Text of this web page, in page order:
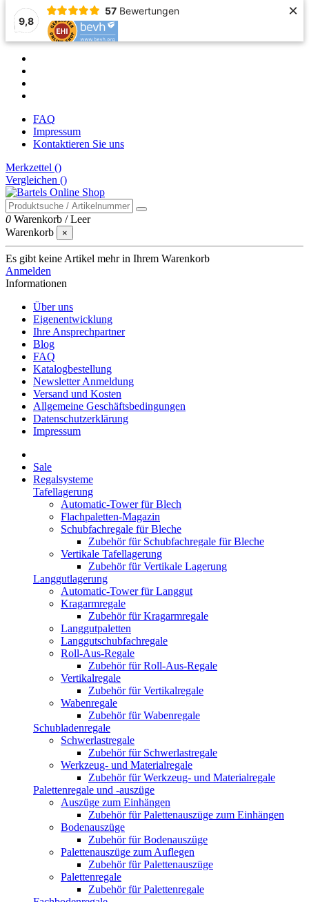
9,8
57 Bewertungen ×
FAQ
Impressum
Kontaktieren Sie uns
Merkzettel ()
Vergleichen ()
0 Warenkorb /Leer
Warenkorb
×
Es gibt keine Artikel mehr in Ihrem Warenkorb
Anmelden
Informationen
Über uns
Eigenentwicklung
Ihre Ansprechpartner
Blog
FAQ
Katalogbestellung
Newsletter Anmeldung
Versand und Kosten
Allgemeine Geschäftsbedingungen
Datenschutzerklärung
Impressum
Sale
Regalsysteme
Tafellagerung
Automatic-Tower für Blech
Flachpaletten-Magazin
Schubfachregale für Bleche
Zubehör für Schubfachregale für Bleche
Vertikale Tafellagerung
Zubehör für Vertikale Lagerung
Langgutlagerung
Automatic-Tower für Langgut
Kragarmregale
Zubehör für Kragarmregale
Langgutpaletten
Langgutschubfachregale
Roll-Aus-Regale
Zubehör für Roll-Aus-Regale
Vertikalregale
Zubehör für Vertikalregale
Wabenregale
Zubehör für Wabenregale
Schubladenregale
Schwerlastregale
Zubehör für Schwerlastregale
Werkzeug- und Materialregale
Zubehör für Werkzeug- und Materialregale
Palettenregale und -auszüge
Auszüge zum Einhängen
Zubehör für Palettenauszüge zum Einhängen
Bodenauszüge
Zubehör für Bodenauszüge
Palettenauszüge zum Auflegen
Zubehör für Palettenauszüge
Palettenregale
Zubehör für Palettenregale